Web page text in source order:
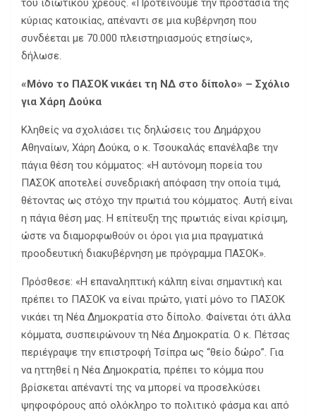
του ιδιωτικού χρέους. «Προτείνουμε την προστασία της
κύριας κατοικίας, απέναντι σε μια κυβέρνηση που
συνδέεται με 70.000 πλειστηριασμούς ετησίως»,
δήλωσε.
«Μόνο το ΠΑΣΟΚ νικάει τη ΝΔ στο δίπολο» – Σχόλιο
για Χάρη Δούκα
Κληθείς να σχολιάσει τις δηλώσεις του Δημάρχου
Αθηναίων, Χάρη Δούκα, ο κ. Τσουκαλάς επανέλαβε την
πάγια θέση του κόμματος: «Η αυτόνομη πορεία του
ΠΑΣΟΚ αποτελεί συνεδριακή απόφαση την οποία τιμά,
θέτοντας ως στόχο την πρωτιά του κόμματος. Αυτή είναι
η πάγια θέση μας. Η επίτευξη της πρωτιάς είναι κρίσιμη,
ώστε να διαμορφωθούν οι όροι για μια πραγματικά
προοδευτική διακυβέρνηση με πρόγραμμα ΠΑΣΟΚ».
Πρόσθεσε: «Η επαναληπτική κάλπη είναι σημαντική και
πρέπει το ΠΑΣΟΚ να είναι πρώτο, γιατί μόνο το ΠΑΣΟΚ
νικάει τη Νέα Δημοκρατία στο δίπολο. Φαίνεται ότι άλλα
κόμματα, συσπειρώνουν τη Νέα Δημοκρατία. Ο κ. Πέτσας
περιέγραψε την επιστροφή Τσίπρα ως “θείο δώρο”. Για
να ηττηθεί η Νέα Δημοκρατία, πρέπει το κόμμα που
βρίσκεται απέναντί της να μπορεί να προσελκύσει
ψηφοφόρους από ολόκληρο το πολιτικό φάσμα και από